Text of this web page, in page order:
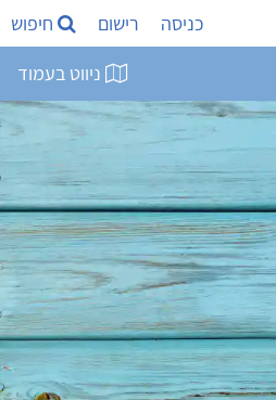
כניסה רישום חיפוש
ניווט בעמוד